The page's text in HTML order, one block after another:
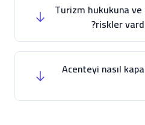
Turizm hukukuna
riskler
Acenteyi nasıl